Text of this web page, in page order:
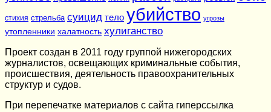
стихия стрельба суицид тело убийство угрозы
утопленники халатность хулиганство
Проект создан в 2011 году группой нижегородских
журналистов, освещающих криминальные события,
происшествия, деятельность правоохранительных
структур и судов.
При перепечатке материалов c сайта гиперссылка